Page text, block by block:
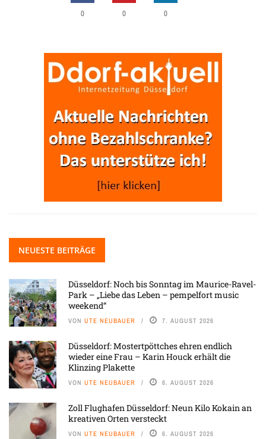
0 0 0
NEUESTE BEITRÄGE
Düsseldorf: Noch bis Sonntag im Maurice-Ravel-
Park – „Liebe das Leben – pempelfort music
weekend“
VON UTE NEUBAUER 7. AUGUST 2026
Düsseldorf: Mostertpöttches ehren endlich
wieder eine Frau – Karin Houck erhält die
Klinzing Plakette
VON UTE NEUBAUER 6. AUGUST 2026
Zoll Flughafen Düsseldorf: Neun Kilo Kokain an
kreativen Orten versteckt
VON UTE NEUBAUER 6. AUGUST 2026